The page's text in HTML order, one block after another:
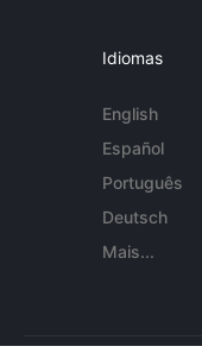
Idiomas
English
Español
Português
Deutsch
Mais...